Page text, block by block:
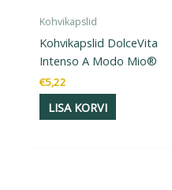
Kohvikapslid
Kohvikapslid DolceVita
Intenso A Modo Mio®
€5,22
LISA KORVI